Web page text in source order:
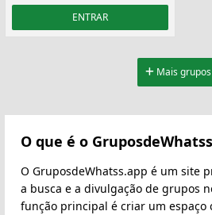
ENTRAR
Mais grupos
O que é o
O GruposdeWhatss.app é um site
a busca e a divulgação de grupos
função principal é criar um espaço